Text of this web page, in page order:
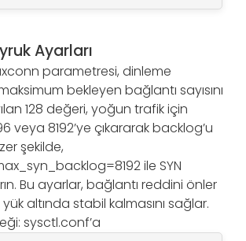
Ayarları
parametresi, dinleme
bekleyen bağlantı sayısını
128 değeri, yoğun trafik için
veya 8192’ye çıkararak backlog’u
şekilde,
ile SYN
Bu ayarlar, bağlantı reddini önler
altında stabil kalmasını sağlar.
sysctl.conf’a